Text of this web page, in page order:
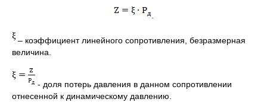
.
– коэффициент линейного сопротивления, безразмерная
величина.
- доля потерь давления в данном сопротивлении
отнесенной к динамическому давлению.